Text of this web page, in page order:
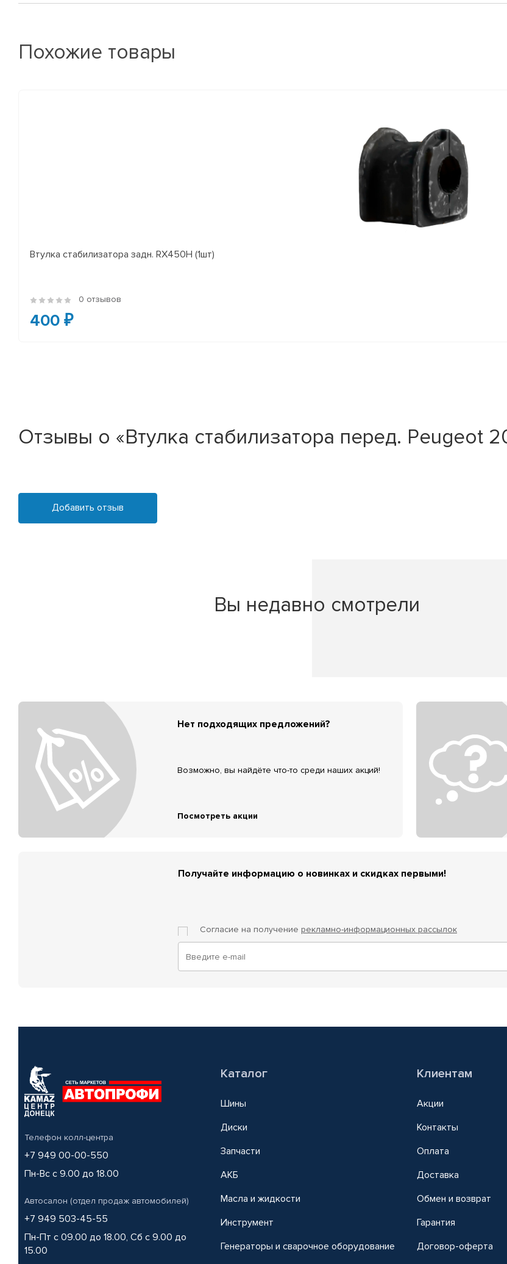
Похожие товары
Втулка стабилизатора задн. RX450H (1шт)
0 отзывов
400 ₽
Отзывы о «Втулка стабилизатора перед. Peugeot
Добавить отзыв
Вы недавно смотрели
Нет подходящих предложений?
Возможно, вы найдёте что-то среди наших акций!
Посмотреть акции
Получайте информацию о новинках и скидках первыми!
Согласие на получение рекламно-информационных рассылок
Телефон колл-центра
+7 949 00-00-550
Пн-Вс с 9.00 до 18.00
Автосалон (отдел продаж автомобилей)
+7 949 503-45-55
Пн-Пт с 09.00 до 18.00, Сб с 9.00 до
15.00
Каталог
Шины
Диски
Запчасти
АКБ
Масла и жидкости
Инструмент
Генераторы и сварочное оборудование
Клиентам
Акции
Контакты
Оплата
Доставка
Обмен и возврат
Гарантия
Договор-оферта